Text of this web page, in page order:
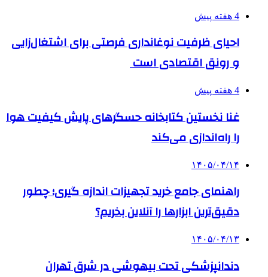
4 هفته پیش
احیای ظرفیت نوغانداری فرصتی برای اشتغال‌زایی
و رونق اقتصادی است
4 هفته پیش
غنا نخستین کتابخانه حسگرهای پایش کیفیت هوا
را راه‌اندازی می‌کند
۱۴۰۵/۰۴/۱۴
راهنمای جامع خرید تجهیزات اندازه گیری؛ چطور
دقیق‌ترین ابزارها را آنلاین بخریم؟
۱۴۰۵/۰۴/۱۳
دندانپزشکی تحت بیهوشی در شرق تهران